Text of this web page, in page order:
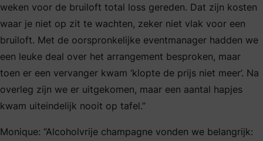
weken voor de bruiloft total loss gereden. Dat zijn kosten
waar je niet op zit te wachten, zeker niet vlak voor een
bruiloft. Met de oorspronkelijke eventmanager hadden we
een leuke deal over het arrangement besproken, maar
toen er een vervanger kwam ‘klopte de prijs niet meer’. Na
overleg zijn we er uitgekomen, maar een aantal hapjes
kwam uiteindelijk nooit op tafel.”
Monique: “Alcoholvrije champagne vonden we belangrijk: